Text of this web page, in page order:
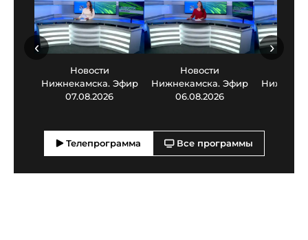
Новости
Нижнекамска. Эфир
07.08.2026
Новости
Нижнекамска. Эфир
06.08.2026
‹ ›
Телепрограмма Все программы